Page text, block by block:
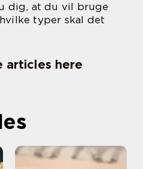
dig, at du vil bruge
typer skal det
articles here